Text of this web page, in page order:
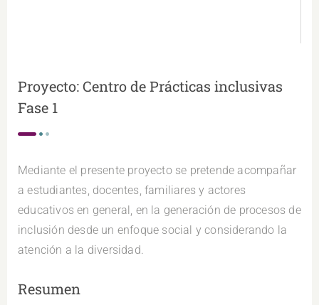
Proyecto: Centro de Prácticas inclusivas
Fase 1
Mediante el presente proyecto se pretende acompañar
a estudiantes, docentes, familiares y actores
educativos en general, en la generación de procesos de
inclusión desde un enfoque social y considerando la
atención a la diversidad.
Resumen